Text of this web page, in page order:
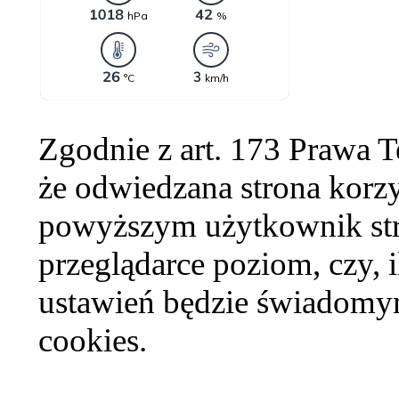
Zgodnie z art. 173 Prawa
że odwiedzana strona
powyższym użytkownik
przeglądarce poziom,
ustawień będzie
cookies.